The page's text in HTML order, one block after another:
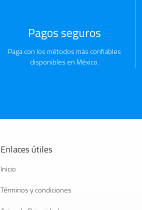
Pagos seguros
Paga con los métodos más confiables
disponibles en México.
Enlaces útiles
Inicio
Términos y condiciones